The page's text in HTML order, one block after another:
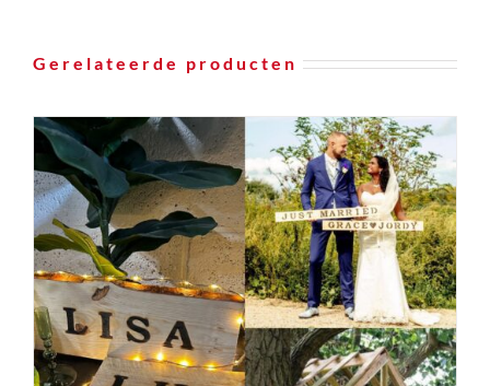
Gerelateerde producten